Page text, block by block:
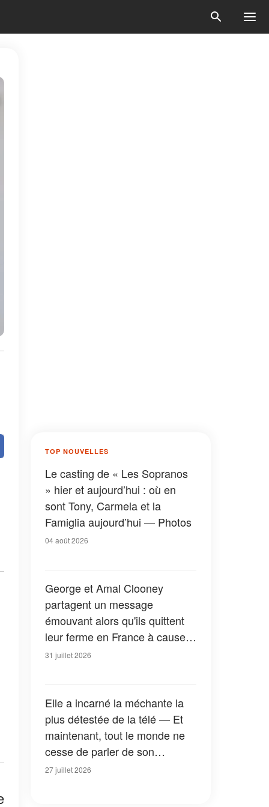
TOP NOUVELLES
Le casting de « Les Sopranos
» hier et aujourd’hui : où en
sont Tony, Carmela et la
Famiglia aujourd’hui — Photos
04 août 2026
George et Amal Clooney
partagent un message
émouvant alors qu'ils quittent
leur ferme en France à cause
des feux de forêt — Tous les
31 juillet 2026
Elle a incarné la méchante la
plus détestée de la télé — Et
maintenant, tout le monde ne
cesse de parler de son
apparition dans la nouvelle
27 juillet 2026